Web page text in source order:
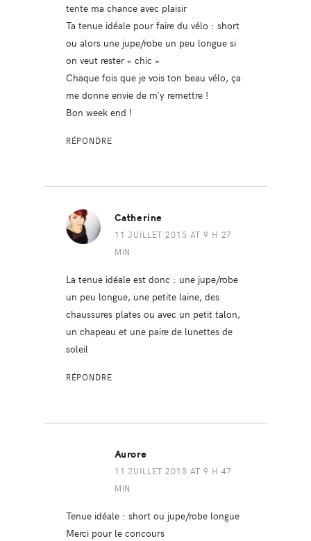
tente ma chance avec plaisir
Ta tenue idéale pour faire du vélo : short
ou alors une jupe/robe un peu longue si
on veut rester « chic »
Chaque fois que je vois ton beau vélo, ça
me donne envie de m’y remettre !
Bon week end !
RÉPONDRE
Catherine
11 JUILLET 2015 AT 9 H 27
MIN
La tenue idéale est donc : une jupe/robe
un peu longue, une petite laine, des
chaussures plates ou avec un petit talon,
un chapeau et une paire de lunettes de
soleil
RÉPONDRE
Aurore
11 JUILLET 2015 AT 9 H 47
MIN
Tenue idéale : short ou jupe/robe longue
Merci pour le concours